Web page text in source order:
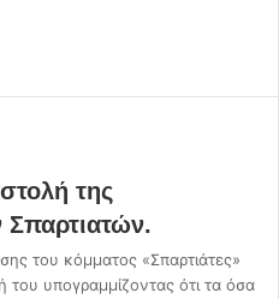
της
του κόμματος «Σπαρτιάτες»
υπογραμμίζοντας ότι τα όσα